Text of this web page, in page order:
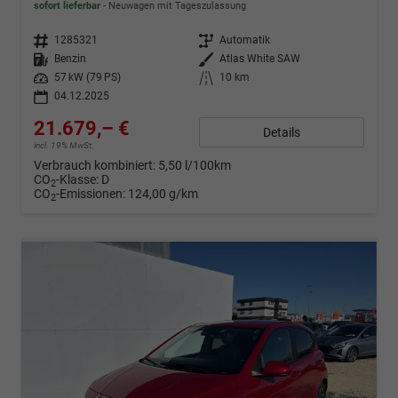
sofort lieferbar Neuwagen mit Tageszulassung
Fahrzeugnr. 1285321 Getriebe Automatik
Kraftstoff
Benzin Außenfarbe Atlas White SAW
Leistung
57 kW (79 PS) Kilometerstand
10 km
04.12.2025
21.679,– €
incl. 19% MwSt.
Details
Verbrauch kombiniert: 5,50 l/100km
CO2-Klasse: D
CO2-Emissionen: 124,00 g/km